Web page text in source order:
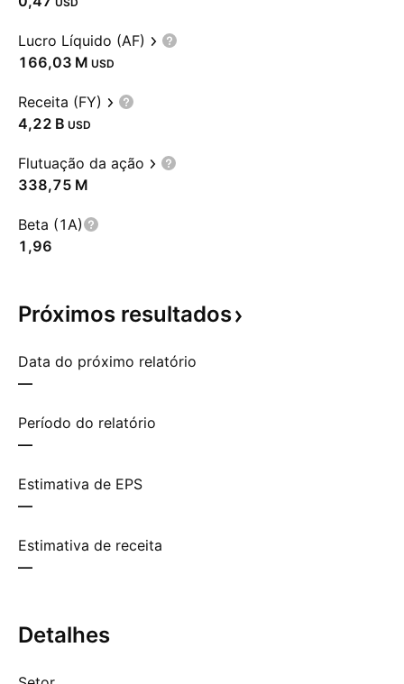
Lucro Líquido (AF)
‪166,03 M‬ USD
Receita (FY)
‪4,22 B‬ USD
Flutuação da ação
‪338,75 M‬
Beta (1A)
1,96
Próximos resultados
Data do próximo relatório
—
Período do relatório
—
Estimativa de EPS
—
Estimativa de receita
—
Detalhes